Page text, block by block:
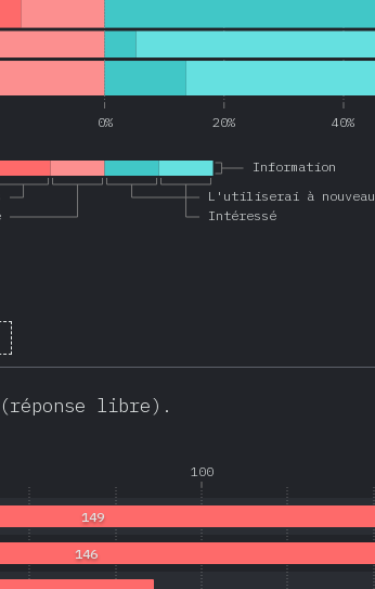
L'utiliserai à nouveau
Intéressé
Information
0% 20% 40%
%
libre).
100
146
149